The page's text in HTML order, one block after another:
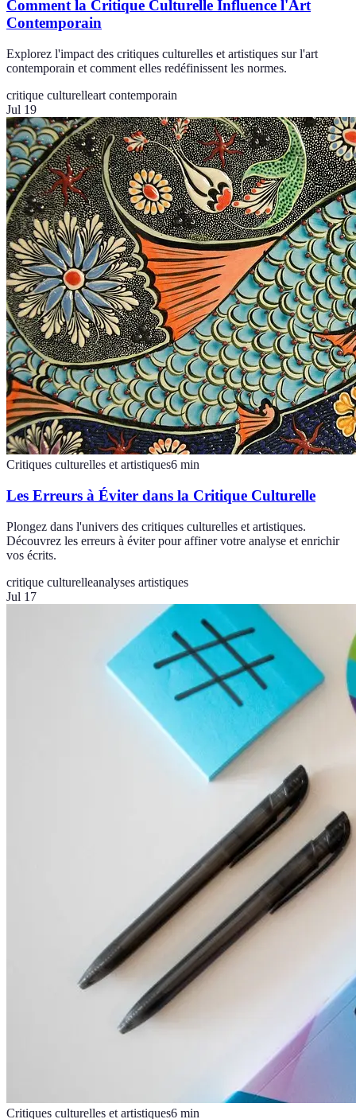
Comment la Critique Culturelle Influence l'Art
Contemporain
Explorez l'impact des critiques culturelles et artistiques sur l'art
contemporain et comment elles redéfinissent les normes.
critique culturelleart contemporain
Jul 19
Critiques culturelles et artistiques6 min
Les Erreurs à Éviter dans la Critique Culturelle
Plongez dans l'univers des critiques culturelles et artistiques.
Découvrez les erreurs à éviter pour affiner votre analyse et enrichir
vos écrits.
critique culturelleanalyses artistiques
Jul 17
Critiques culturelles et artistiques6 min